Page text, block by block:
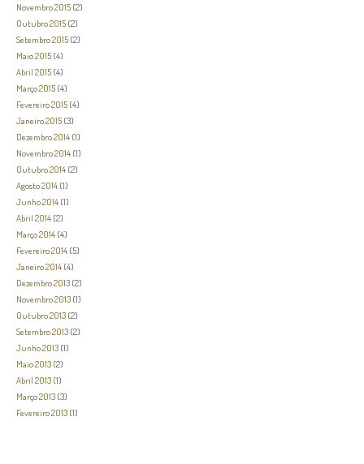
Novembro 2015 (2)
Outubro 2015 (2)
Setembro 2015 (2)
Maio 2015 (4)
Abril 2015 (4)
Março 2015 (4)
Fevereiro 2015 (4)
Janeiro 2015 (3)
Dezembro 2014 (1)
Novembro 2014 (1)
Outubro 2014 (2)
Agosto 2014 (1)
Junho 2014 (1)
Abril 2014 (2)
Março 2014 (4)
Fevereiro 2014 (5)
Janeiro 2014 (4)
Dezembro 2013 (2)
Novembro 2013 (1)
Outubro 2013 (2)
Setembro 2013 (2)
Junho 2013 (1)
Maio 2013 (2)
Abril 2013 (1)
Março 2013 (3)
Fevereiro 2013 (1)